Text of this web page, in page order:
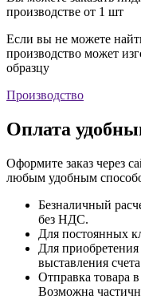
производстве от 1 шт
Если вы не можете
производство может
образцу
Производство
Оплата
Оформите заказ через
любым удобным
Безналичный
без НДС.
Для постоянных
Для
выставления
Отправка товара
Возможна